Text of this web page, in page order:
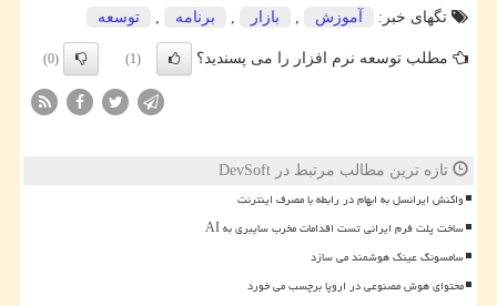
تگهای خبر:
آموزش بازار برنامه توسعه
مطلب توسعه نرم افزار را می پسندید؟ (1)
(0)
تازه ترین مطالب مرتبط در DevSoft
واکنش ایرانسل به ابهام در رابطه با مصرف اینترنت
ساخت پلت فرم ایرانی تست اقدامات مخرب سایبری به AI
سامسونگ عینک هوشمند می سازد
محتوای هوش مصنوعی در اروپا برچسب می خورد